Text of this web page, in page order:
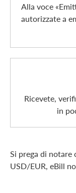
Alla voce
autorizzate a
Ricevete,
in
Si prega di notare
USD/EUR, eBill